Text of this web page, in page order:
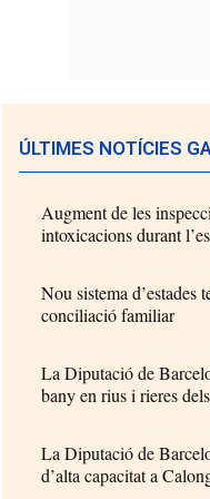
ÚLTIMES NOTÍCIES
Augment de les
intoxicacions durant
Nou sistema d’estades
conciliació familiar
La Diputació de
bany en rius i rieres
La Diputació de
d’alta capacitat a